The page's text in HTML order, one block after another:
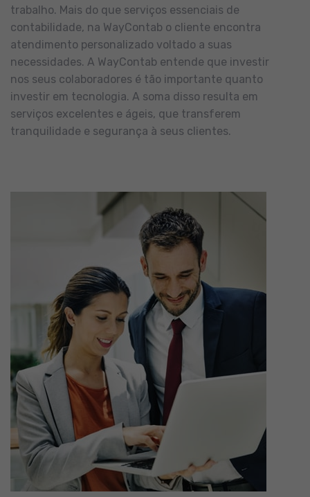
trabalho. Mais do que serviços essenciais de
contabilidade, na WayContab o cliente encontra
atendimento personalizado voltado a suas
necessidades. A WayContab entende que investir
nos seus colaboradores é tão importante quanto
investir em tecnologia. A soma disso resulta em
serviços excelentes e ágeis, que transferem
tranquilidade e segurança à seus clientes.